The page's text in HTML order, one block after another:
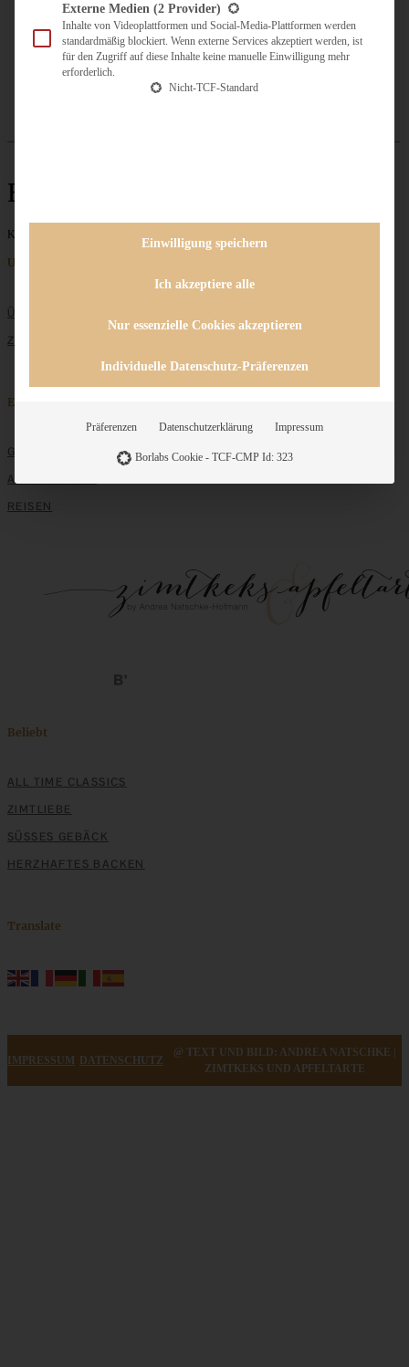
ZUSAMMENARBEIT
Eierlikörkuchen
Keine Beiträge gefunden
Unternehmen
ÜBER MICH
ZUSAMMENARBEIT
Entdecken
GRUNDLAGEN
ALLE REZEPTE
REISEN
Beliebt
ALL TIME CLASSICS
ZIMTLIEBE
SÜSSES GEBÄCK
HERZHAFTES BACKEN
Translate
IMPRESSUM DATENSCHUTZ
@ TEXT UND BILD: ANDREA NATSCHKE |
ZIMTKEKS UND APFELTARTE
Externe Medien (2 Provider)
Inhalte von Videoplattformen und Social-Media-Plattformen werden
standardmäßig blockiert. Wenn externe Services akzeptiert werden, ist
für den Zugriff auf diese Inhalte keine manuelle Einwilligung mehr
erforderlich.
Nicht-TCF-Standard
Einwilligung speichern
Ich akzeptiere alle
Nur essenzielle Cookies akzeptieren
Individuelle Datenschutz-Präferenzen
Präferenzen Datenschutzerklärung Impressum
Borlabs Cookie - TCF-CMP Id: 323